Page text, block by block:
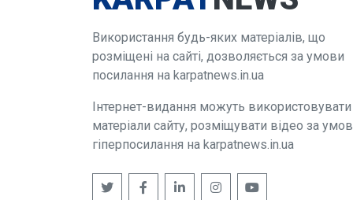
Використання будь-яких матеріалів, що
розміщені на сайті, дозволяється за умови
посилання на karpatnews.in.ua
Інтернет-видання можуть використовувати
матеріали сайту, розміщувати відео за
гіперпосилання на karpatnews.in.ua